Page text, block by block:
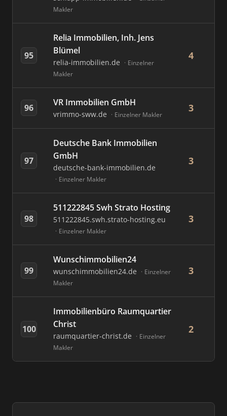
Makler
95
Relia Immobilien, Inh. Jens
Blümel
relia-immobilien.de
Einzelner
Makler
4
96 VR Immobilien GmbH
vrimmo-sww.de Einzelner Makler
3
97
Deutsche Bank Immobilien
GmbH
deutsche-bank-immobilien.de
Einzelner Makler
3
98
511222845 Swh Strato Hosting
511222845.swh.strato-hosting.eu
Einzelner Makler
3
99
Wunschimmobilien24
wunschimmobilien24.de
Einzelner
Makler
3
100
Immobilienbüro Raumquartier
Christ
raumquartier-christ.de
Einzelner
Makler
2